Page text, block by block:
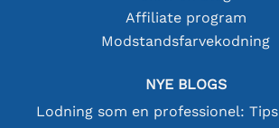
Affiliate program
Modstandsfarvekodning
NYE BLOGS